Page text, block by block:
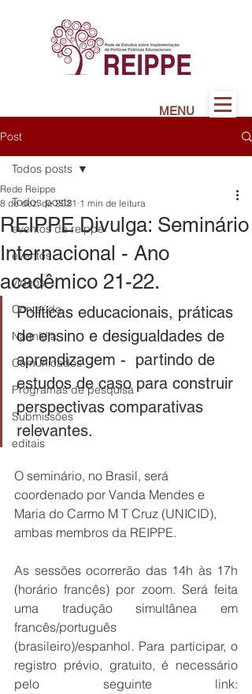
MENU
Post
Todos posts
eventos da reippe
eventos
vídeos
Conteúdo
Na mídia
Comunicados
Programas de pesquisa
Submissões
editais
Todos posts
REIPPE Divulga: Seminário
Internacional - Ano
acadêmico 21-22.
Rede Reippe
8 de dez. de 2021 1 min de leitura
Políticas educacionais, práticas
de ensino e desigualdades de
aprendizagem -  partindo de
estudos de caso para construir
perspectivas comparativas
relevantes.
O seminário, no Brasil, será
coordenado por Vanda Mendes e
Maria do Carmo M T Cruz (UNICID),
ambas membros da REIPPE.
As sessões ocorrerão das 14h às 17h
(horário francês) por zoom. Será feita
uma tradução simultânea em
francês/português
(brasileiro)/espanhol. Para participar, o
registro prévio, gratuito, é necessário